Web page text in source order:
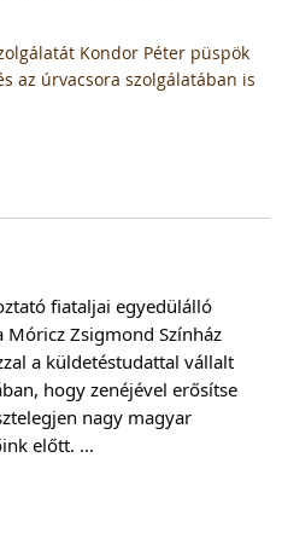
Kondor Péter püspök
az úrvacsora szolgálatában is
fiataljai egyedülálló
Móricz Zsigmond Színház
a küldetéstudattal vállalt
hogy zenéjével erősítse
nagy magyar
előtt. ...